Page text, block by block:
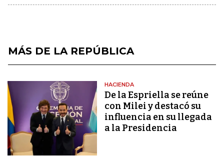
MÁS DE LA REPÚBLICA
HACIENDA
De la Espriella se reúne
con Milei y destacó su
influencia en su llegada
a la Presidencia